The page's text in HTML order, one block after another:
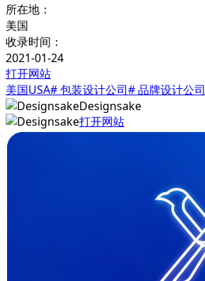
所在地：
美国
收录时间：
2021-01-24
打开网站
美国USA# 包装设计公司# 品牌设计公司
Designsake
打开网站